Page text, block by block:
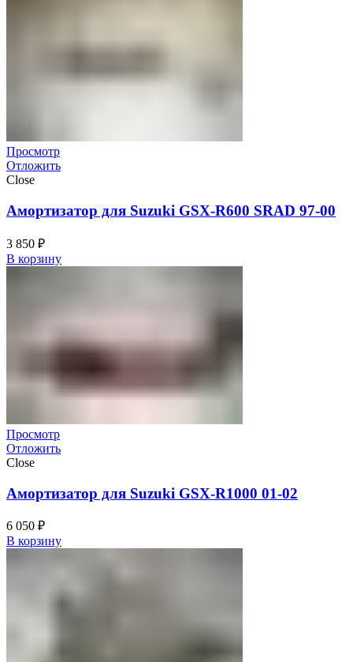
Просмотр
Отложить
Close
Амортизатор для Suzuki GSX-R600 SRAD 97-00
3 850 ₽
В корзину
Просмотр
Отложить
Close
Амортизатор для Suzuki GSX-R1000 01-02
6 050 ₽
В корзину